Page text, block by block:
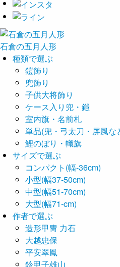
石倉の五月 人形
種類で選ぶ
鎧飾り
兜飾り
子供大将飾り
ケース入り兜・鎧
室内旗・名前札
単品(兜・弓太刀・屏風な
鯉のぼり・幟旗
サイズで選ぶ
コンパクト(幅-36cm)
小型(幅37-50cm)
中型(幅51-70cm)
大型(幅71-cm)
作者で選ぶ
造形甲冑 力石
大越忠保
平安翠鳳
鈴甲子雄山